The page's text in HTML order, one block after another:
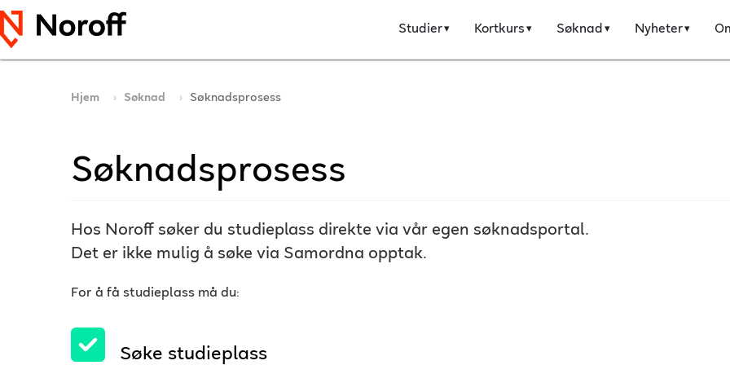
Studier Kortkurs Søknad Nyheter
Hjem Søknad Søknadsprosess
Søknadsprosess
Hos Noroff søker du studieplass direkte via vår egen søknadsportal.
Det er ikke mulig å søke via Samordna opptak.
For å få studieplass må du:
Søke studieplass